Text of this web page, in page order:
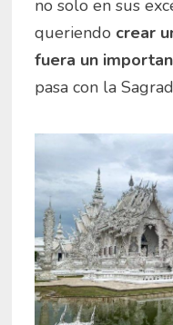
no solo en sus
queriendo crear
fuera un
pasa con la